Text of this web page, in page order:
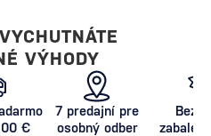
VÝHODY
€
7 predajní pre
osobný odber